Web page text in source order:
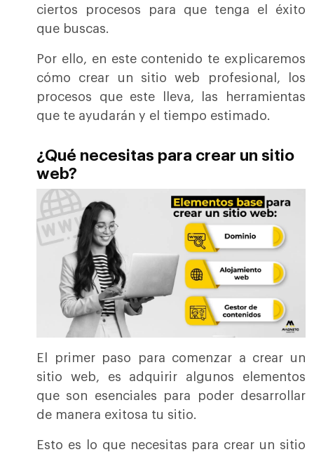
ciertos procesos para que tenga el éxito
que buscas.
Por ello, en este contenido te explicaremos
cómo crear un sitio web profesional, los
procesos que este lleva, las herramientas
que te ayudarán y el tiempo estimado.
¿Qué necesitas para crear un sitio
web?
El primer paso para comenzar a crear un
sitio web, es adquirir algunos elementos
que son esenciales para poder desarrollar
de manera exitosa tu sitio.
Esto es lo que necesitas para crear un sitio